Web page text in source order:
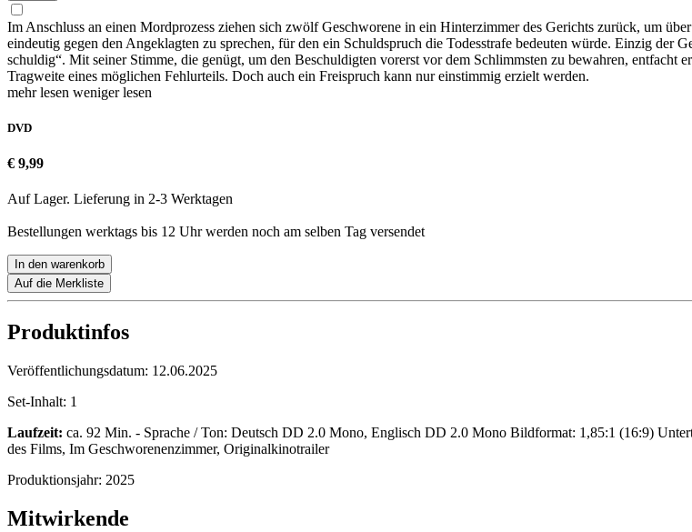
Im Anschluss an einen Mordprozess ziehen sich zwölf Geschworene in ein Hinterzimmer des Gerichts zurück, um
eindeutig gegen den Angeklagten zu sprechen, für den ein Schuldspruch die Todesstrafe bedeuten würde. Einzig
schuldig“. Mit seiner Stimme, die genügt, um den Beschuldigten vorerst vor dem Schlimmsten zu bewahren,
Tragweite eines möglichen Fehlurteils. Doch auch ein Freispruch kann nur einstimmig erzielt werden.
mehr lesen weniger lesen
DVD
€ 9,99
Auf Lager. Lieferung in 2-3 Werktagen
Bestellungen werktags bis 12 Uhr werden noch am selben Tag versendet
In den warenkorb
Auf die Merkliste
Produktinfos
Veröffentlichungsdatum: 12.06.2025
Set-Inhalt: 1
Laufzeit: ca. 92 Min. - Sprache / Ton: Deutsch DD 2.0 Mono, Englisch DD 2.0 Mono Bildformat: 1,85:1 (16:9)
des Films, Im Geschworenenzimmer, Originalkinotrailer
Produktionsjahr: 2025
Mitwirkende